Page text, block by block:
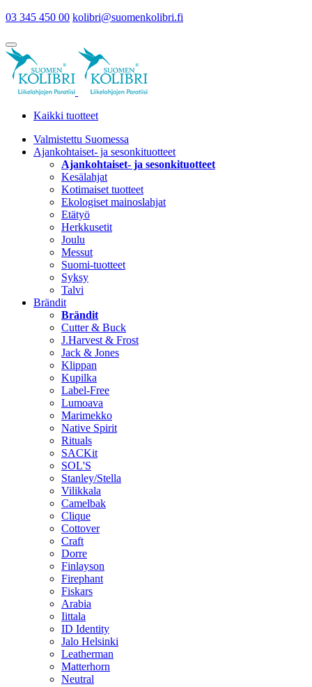
03 345 450 00 kolibri@suomenkolibri.fi
Kaikki tuotteet
Valmistettu Suomessa
Ajankohtaiset- ja sesonkituotteet
Ajankohtaiset- ja sesonkituotteet
Kesälahjat
Kotimaiset tuotteet
Ekologiset mainoslahjat
Etätyö
Herkkusetit
Joulu
Messut
Suomi-tuotteet
Syksy
Talvi
Brändit
Brändit
Cutter & Buck
J.Harvest & Frost
Jack & Jones
Klippan
Kupilka
Label-Free
Lumoava
Marimekko
Native Spirit
Rituals
SACKit
SOL'S
Stanley/Stella
Vilikkala
Camelbak
Clique
Cottover
Craft
Dorre
Finlayson
Firephant
Fiskars
Arabia
Iittala
ID Identity
Jalo Helsinki
Leatherman
Matterhorn
Neutral